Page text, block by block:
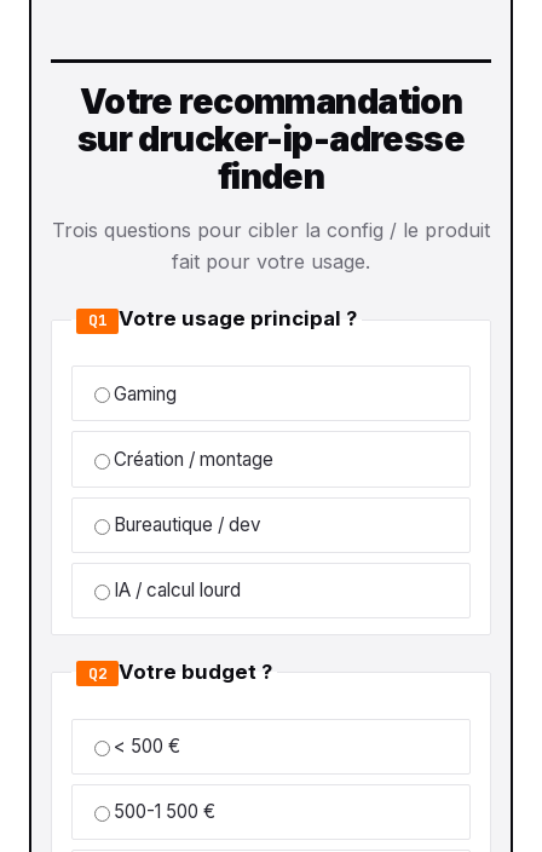
Votre recommandation
sur drucker-ip-adresse
finden
Trois questions pour cibler la config / le produit
fait pour votre usage.
Q1 Votre usage principal ?
Gaming
Création / montage
Bureautique / dev
IA / calcul lourd
Q2 Votre budget ?
< 500 €
500-1 500 €